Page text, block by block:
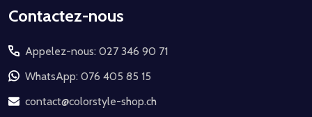
Début
pied
de
page
Contactez-nous
Appelez-nous: 027 346 90 71
WhatsApp: 076 405 85 15
contact@colorstyle-shop.ch